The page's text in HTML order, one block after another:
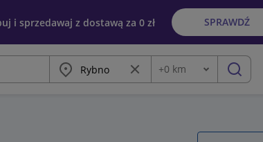
i sprzedawaj z dostawą za 0 zł SPRAWDŹ
Miasto Wyczyść frazę
Odległość
+0 km szukaj